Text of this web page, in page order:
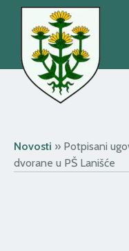
Novosti » Potpisani
dvorane u PŠ Lanišće